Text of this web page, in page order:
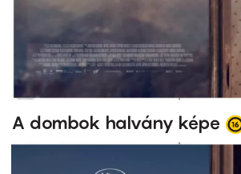
A dombok halvány képe